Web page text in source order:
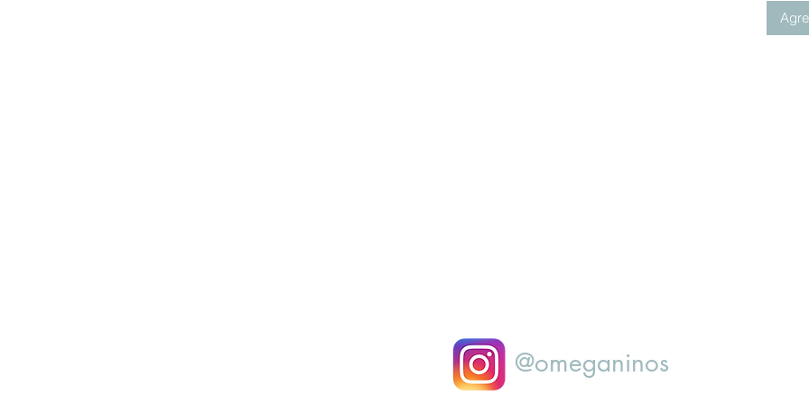
@omeganinos